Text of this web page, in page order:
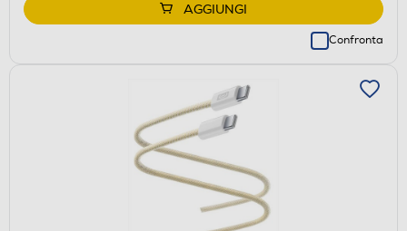
AGGIUNGI
Confronta